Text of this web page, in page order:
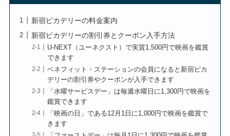
新宿ピカデリーの料金案内
新宿ピカデリーの割引券とクーポン入手方法
U-NEXT（ユーネクスト）で実質1,500円で映画を鑑賞
できます
ベネフィット・ステーションの会員になると新宿ピカ
デリーの割引券やクーポンが入手できます
「水曜サービスデー」は毎週水曜日に1,300円で映画を
鑑賞できます
「映画の日」である12月1日に1,000円で映画を鑑賞で
きます